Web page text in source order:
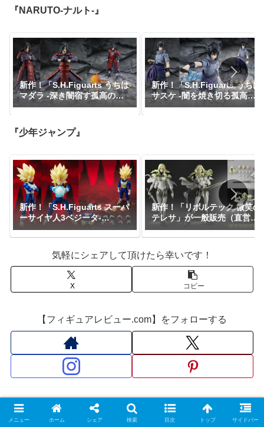
ボールDAIMA』｜定価8,800
円｜発売日2027年1月予定
『NARUTO-ナルト-』
新作！「S.H.Figuarts うちは
マダラ -深き闇宿す孤高の伝
説-」が一般販売で予約開始！
11,000円｜発売日2026年7月
予定
新作！「S.H.Figuarts うちは
サスケ -闇を焼き切る孤高の
忍-」が一般販売で予約開始！
『少年ジャンプ』
新作！「S.H.Figuarts スーパ
ーサイヤ人3ベジータ-
DAIMA-」がプレミアムバン
ダイで予約開始！『ドラゴン
ボールDAIMA』｜定価8,800
円｜発売日2027年1月予定
新作！「リボルテック 微笑の
テレサ」が一般販売（直営店
限定特典あり）で登場！
『CLAYMORE』｜定価9,900
円｜発売日2026年11月予定
気軽にシェアして頂けたら幸いです！
X コピー
【フィギュアレビュー.com】をフォローする
スポンサーリンク
メニュー ホーム シェア 検索 目次 トップ サイドバー